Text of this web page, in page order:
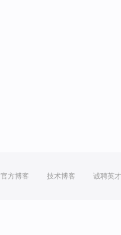
官方博客 技术博客 诚聘英才